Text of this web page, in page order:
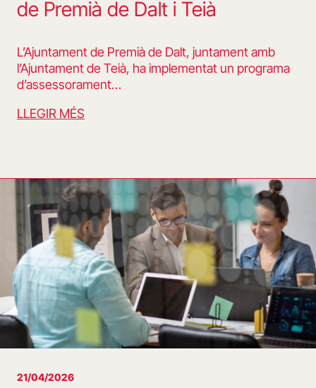
de Premià de Dalt i Teià
L’Ajuntament de Premià de Dalt, juntament amb
l’Ajuntament de Teià, ha implementat un programa
d’assessorament…
LLEGIR MÉS
21/04/2026